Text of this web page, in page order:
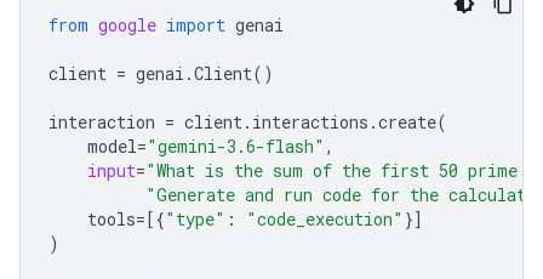
from google import genai
client = genai .Client()
interaction = client. interactions .create(
model="gemini-3.6-flash" ,
input="What is the sum of the first 50 prime
"Generate and run code for the
tools=[{"type" : "code_execution" }]
)